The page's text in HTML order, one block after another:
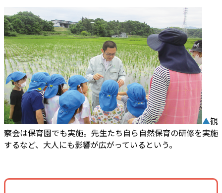
▲観
察会は保育園でも実施。先生たち自ら自然保育の研修を実施
するなど、大人にも影響が広がっているという。